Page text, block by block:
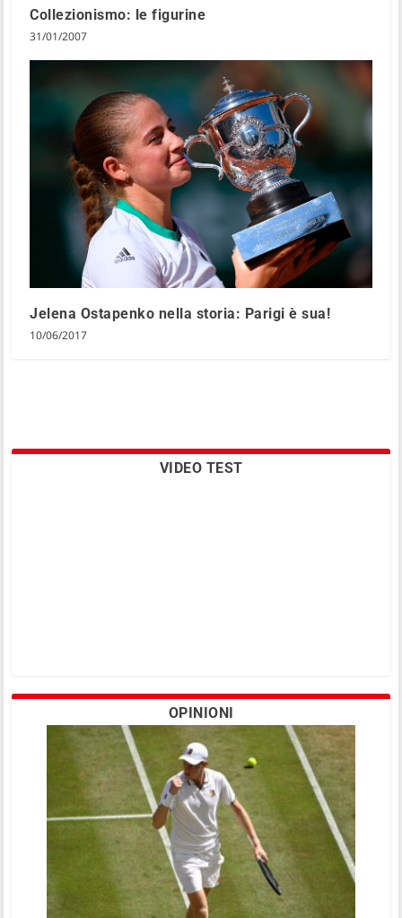
Collezionismo: le figurine
31/01/2007
Jelena Ostapenko nella storia: Parigi è sua!
10/06/2017
VIDEO TEST
OPINIONI